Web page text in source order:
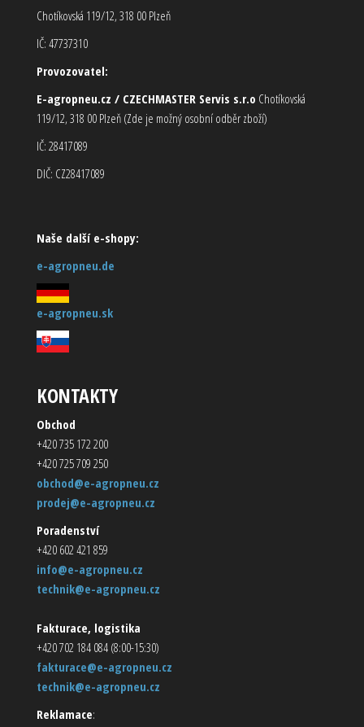
Chotíkovská 119/12, 318 00 Plzeň
IČ: 47737310
Provozovatel:
E-agropneu.cz / CZECHMASTER Servis s.r.o Chotíkovská
119/12, 318 00 Plzeň (Zde je možný osobní odběr zboží)
IČ: 28417089
DIČ: CZ28417089
Naše další e-shopy:
e-agropneu.de
e-agropneu.sk
KONTAKTY
Obchod
+420 735 172 200
+420 725 709 250
obchod@e-agropneu.cz
prodej@e-agropneu.cz
Poradenství
+420 602 421 859
info@e-agropneu.cz
technik@e-agropneu.cz
Fakturace, logistika
+420 702 184 084 (8:00-15:30)
fakturace@e-agropneu.cz
technik@e-agropneu.cz
Reklamace: